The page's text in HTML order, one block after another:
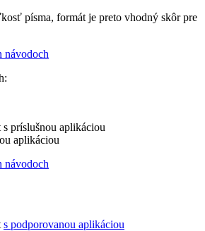
písma, formát je preto vhodný skôr pre
návodoch
s príslušnou aplikáciou
aplikáciou
návodoch
s podporovanou aplikáciou